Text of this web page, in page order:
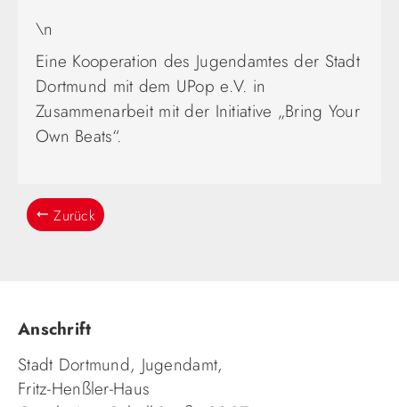
\n
Eine Kooperation des Jugendamtes der Stadt
Dortmund mit dem UPop e.V. in
Zusammenarbeit mit der Initiative „Bring Your
Own Beats“.
Zurück
Anschrift
Stadt Dortmund, Jugendamt,
Fritz-Henßler-Haus